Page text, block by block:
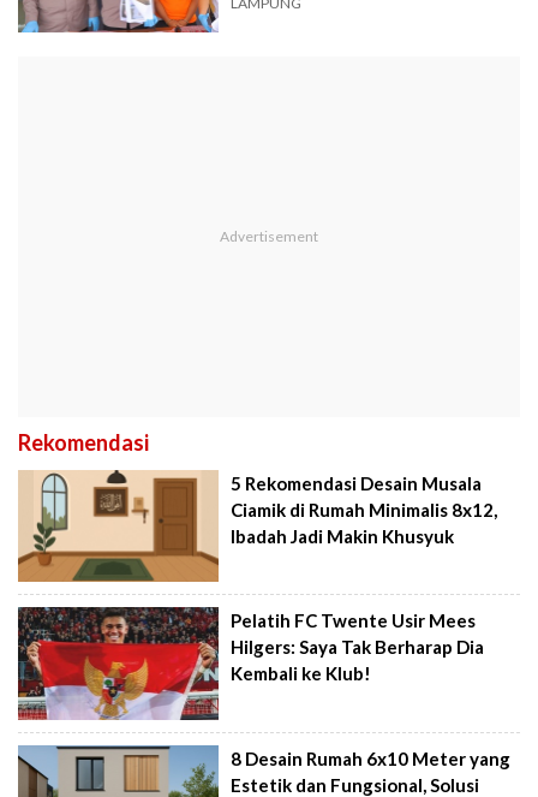
Rekomendasi
5 Rekomendasi Desain Musala
Ciamik di Rumah Minimalis 8x12,
Ibadah Jadi Makin Khusyuk
Pelatih FC Twente Usir Mees
Hilgers: Saya Tak Berharap Dia
Kembali ke Klub!
8 Desain Rumah 6x10 Meter yang
Estetik dan Fungsional, Solusi